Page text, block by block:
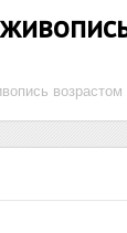
возрастом